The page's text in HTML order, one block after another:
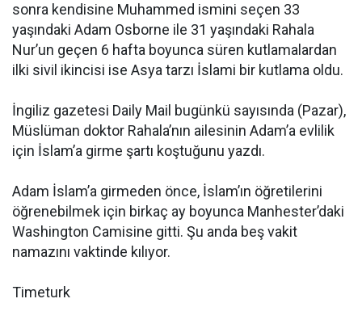
sonra kendisine Muhammed ismini seçen 33
yaşındaki Adam Osborne ile 31 yaşındaki Rahala
Nur’un geçen 6 hafta boyunca süren kutlamalardan
ilki sivil ikincisi ise Asya tarzı İslami bir kutlama oldu.
İngiliz gazetesi Daily Mail bugünkü sayısında (Pazar),
Müslüman doktor Rahala’nın ailesinin Adam’a evlilik
için İslam’a girme şartı koştuğunu yazdı.
Adam İslam’a girmeden önce, İslam’ın öğretilerini
öğrenebilmek için birkaç ay boyunca Manhester’daki
Washington Camisine gitti. Şu anda beş vakit
namazını vaktinde kılıyor.
Timeturk